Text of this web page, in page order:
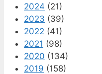
2024 (21)
2023 (39)
2022 (41)
2021 (98)
2020 (134)
2019 (158)